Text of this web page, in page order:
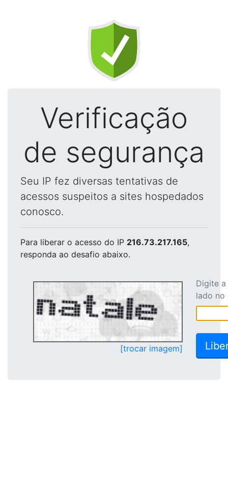
Verificação
de segurança
Seu IP fez diversas tentativas de
acessos suspeitos a sites hospedados
conosco.
Para liberar o acesso do IP 216.73.217.165,
responda ao desafio abaixo.
[trocar imagem]
Digite
lado no